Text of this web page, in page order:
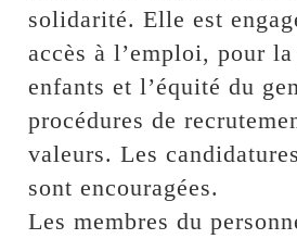
solidarité. Elle est
accès à l’emploi, pour
enfants et l’équité du
procédures de
valeurs. Les
sont encouragées.
Les membres du